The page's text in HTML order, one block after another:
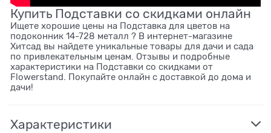
Купить Подставки со скидками онлайн
Ищете хорошие цены на Подставка для цветов на
подоконник 14-728 металл ? В интернет-магазине
Хитсад вы найдете уникальные товары для дачи и сада
по привлекательным ценам. Отзывы и подробные
характеристики на Подставки со скидками от
Flowerstand. Покупайте онлайн с доставкой до дома и
дачи!
Характеристики